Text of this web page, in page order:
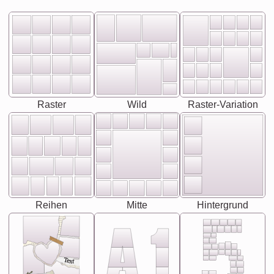
Raster Wild Raster-Variation
Reihen Mitte Hintergrund
Text